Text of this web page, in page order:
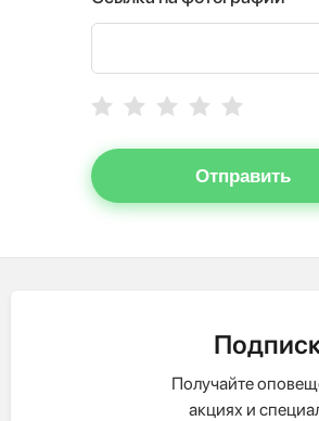
Отправить
Получайте
акциях и